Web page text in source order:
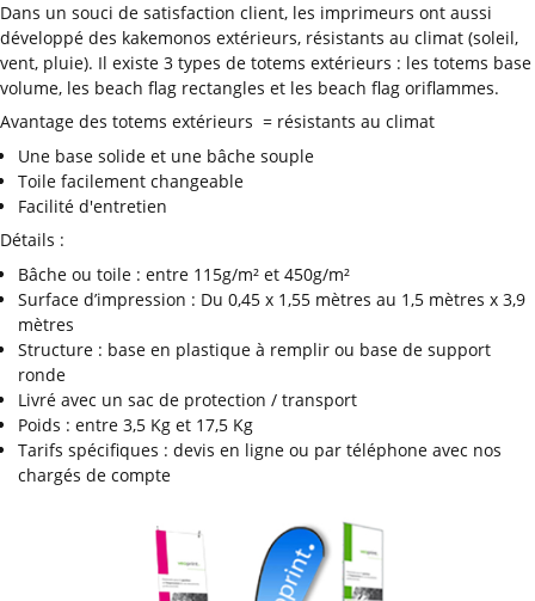
Dans un souci de satisfaction client, les imprimeurs ont aussi
développé des kakemonos extérieurs, résistants au climat (soleil,
vent, pluie). Il existe 3 types de totems extérieurs : les totems base
volume, les beach flag rectangles et les beach flag oriflammes.
Avantage des totems extérieurs = résistants au climat
Une base solide et une bâche souple
Toile facilement changeable
Facilité d'entretien
Détails :
Bâche ou toile : entre 115g/m² et 450g/m²
Surface d’impression : Du 0,45 x 1,55 mètres au 1,5 mètres x 3,9
mètres
Structure : base en plastique à remplir ou base de support
ronde
Livré avec un sac de protection / transport
Poids : entre 3,5 Kg et 17,5 Kg
Tarifs spécifiques : devis en ligne ou par téléphone avec nos
chargés de compte